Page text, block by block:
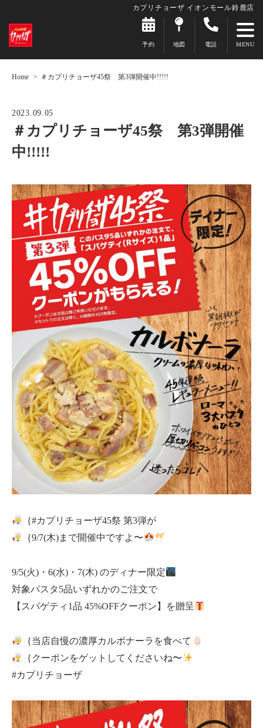
カプリチョーザ イオンモール鈴鹿店
予約 地図 電話
Home ＃カプリチョーザ45祭 第3弾開催中!!!!!
2023.09.05
＃カプリチョーザ45祭 第3弾開催
中!!!!!
｛#カプリチョーザ45祭 第3弾が
｛9/7(木)まで開催中ですよ〜
9/5(火)・6(水)・7(木) のディナー限定
対象パスタ5品いずれかのご注文で
【スパゲティ1品 45%OFFクーポン】を贈呈
｛当店自慢の濃厚カルボナーラを食べて
｛クーポンをゲットしてくださいね〜
#カプリチョーザ